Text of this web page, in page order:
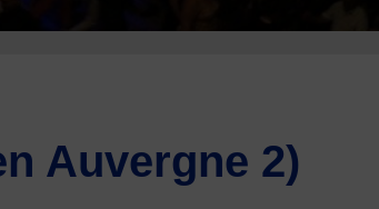
Auvergne 2)